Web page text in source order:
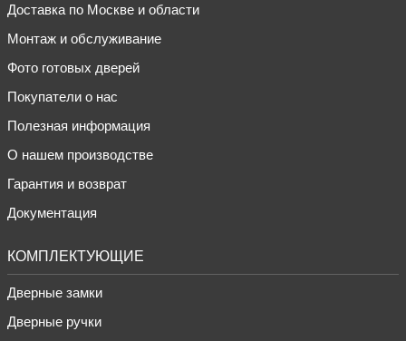
Доставка по Москве и области
Монтаж и обслуживание
Фото готовых дверей
Покупатели о нас
Полезная информация
О нашем производстве
Гарантия и возврат
Документация
КОМПЛЕКТУЮЩИЕ
Дверные замки
Дверные ручки